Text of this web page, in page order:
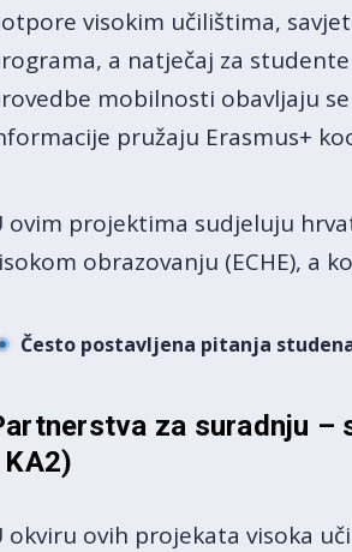
visokim učilištima,
a natječaj za
mobilnosti obavljaju
pružaju Erasmus+
ovim projektima sudjeluju
obrazovanju (ECHE), a
Često postavljena pitanja
za suradnju –
okviru ovih projekata visoka